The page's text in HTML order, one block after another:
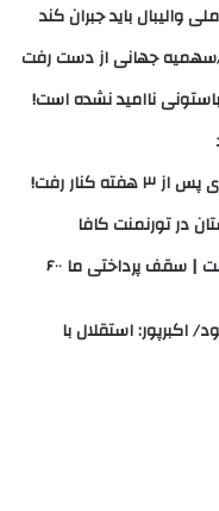
والیبال باید جبران کند
سهمیه جهانی از دست رفت
ناامید نشده است!
رفت!
در تورنمنت کافا
استقلال با سهراب ستاره سوم را می‌گرفت | سقف پرداختی ما ۶۰۰
اکبرپور: استقلال با